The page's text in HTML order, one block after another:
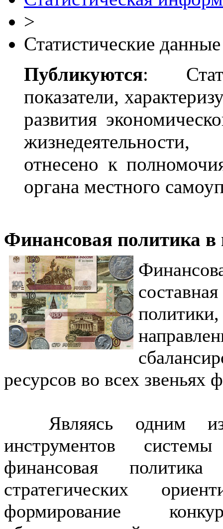
>
Статистические данные
Публикуются:
показатели,
развития
отнесено к
органа местного
Финансовая политика в
ресурсов во всех
Являясь одним из
инструментов
финансовая
стратегических
формирование